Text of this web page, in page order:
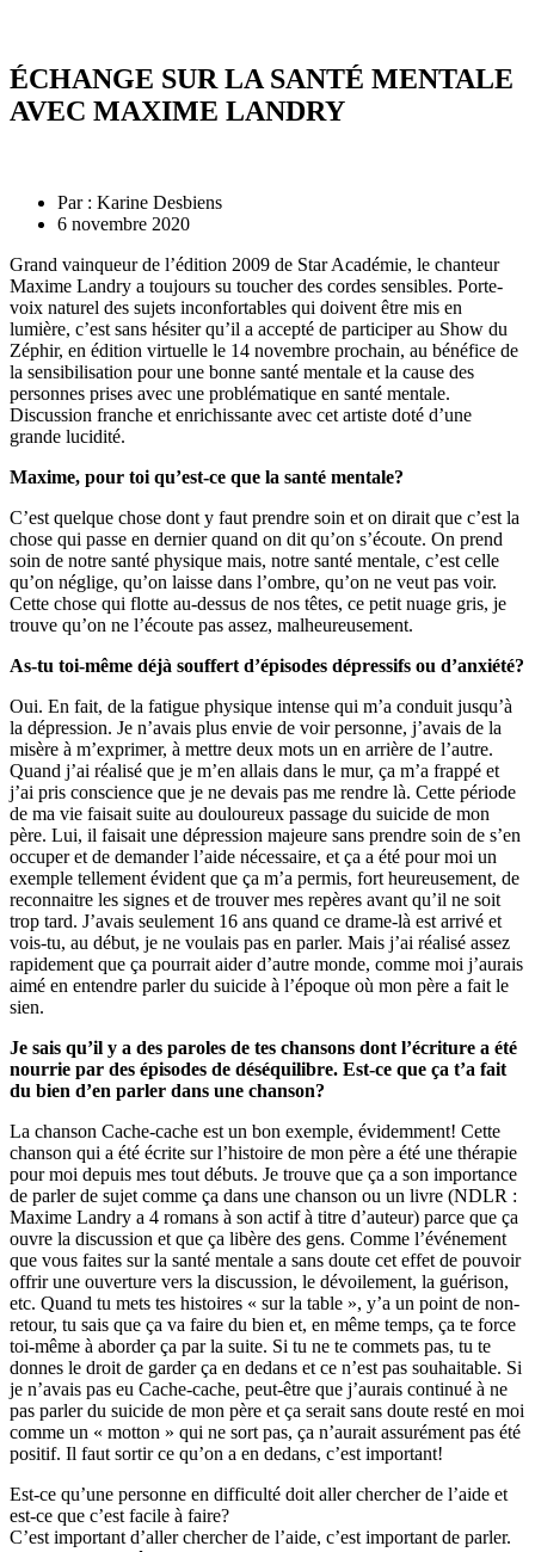
ÉCHANGE SUR LA SANTÉ MENTALE
AVEC MAXIME LANDRY
Par : Karine Desbiens
6 novembre 2020
Grand vainqueur de l’édition 2009 de Star Académie, le chanteur
Maxime Landry a toujours su toucher des cordes sensibles. Porte-
voix naturel des sujets inconfortables qui doivent être mis en
lumière, c’est sans hésiter qu’il a accepté de participer au Show du
Zéphir, en édition virtuelle le 14 novembre prochain, au bénéfice de
la sensibilisation pour une bonne santé mentale et la cause des
personnes prises avec une problématique en santé mentale.
Discussion franche et enrichissante avec cet artiste doté d’une
grande lucidité.
Maxime, pour toi qu’est-ce que la santé mentale?
C’est quelque chose dont y faut prendre soin et on dirait que c’est la
chose qui passe en dernier quand on dit qu’on s’écoute. On prend
soin de notre santé physique mais, notre santé mentale, c’est celle
qu’on néglige, qu’on laisse dans l’ombre, qu’on ne veut pas voir.
Cette chose qui flotte au-dessus de nos têtes, ce petit nuage gris, je
trouve qu’on ne l’écoute pas assez, malheureusement.
As-tu toi-même déjà souffert d’épisodes dépressifs ou d’anxiété?
Oui. En fait, de la fatigue physique intense qui m’a conduit jusqu’à
la dépression. Je n’avais plus envie de voir personne, j’avais de la
misère à m’exprimer, à mettre deux mots un en arrière de l’autre.
Quand j’ai réalisé que je m’en allais dans le mur, ça m’a frappé et
j’ai pris conscience que je ne devais pas me rendre là. Cette période
de ma vie faisait suite au douloureux passage du suicide de mon
père. Lui, il faisait une dépression majeure sans prendre soin de s’en
occuper et de demander l’aide nécessaire, et ça a été pour moi un
exemple tellement évident que ça m’a permis, fort heureusement, de
reconnaitre les signes et de trouver mes repères avant qu’il ne soit
trop tard. J’avais seulement 16 ans quand ce drame-là est arrivé et
vois-tu, au début, je ne voulais pas en parler. Mais j’ai réalisé assez
rapidement que ça pourrait aider d’autre monde, comme moi j’aurais
aimé en entendre parler du suicide à l’époque où mon père a fait le
sien.
Je sais qu’il y a des paroles de tes chansons dont l’écriture a été
nourrie par des épisodes de déséquilibre. Est-ce que ça t’a fait
du bien d’en parler dans une chanson?
La chanson Cache-cache est un bon exemple, évidemment! Cette
chanson qui a été écrite sur l’histoire de mon père a été une thérapie
pour moi depuis mes tout débuts. Je trouve que ça a son importance
de parler de sujet comme ça dans une chanson ou un livre (NDLR :
Maxime Landry a 4 romans à son actif à titre d’auteur) parce que ça
ouvre la discussion et que ça libère des gens. Comme l’événement
que vous faites sur la santé mentale a sans doute cet effet de pouvoir
offrir une ouverture vers la discussion, le dévoilement, la guérison,
etc. Quand tu mets tes histoires « sur la table », y’a un point de non-
retour, tu sais que ça va faire du bien et, en même temps, ça te force
toi-même à aborder ça par la suite. Si tu ne te commets pas, tu te
donnes le droit de garder ça en dedans et ce n’est pas souhaitable. Si
je n’avais pas eu Cache-cache, peut-être que j’aurais continué à ne
pas parler du suicide de mon père et ça serait sans doute resté en moi
comme un « motton » qui ne sort pas, ça n’aurait assurément pas été
positif. Il faut sortir ce qu’on a en dedans, c’est important!
Est-ce qu’une personne en difficulté doit aller chercher de l’aide et
est-ce que c’est facile à faire?
C’est important d’aller chercher de l’aide, c’est important de parler.